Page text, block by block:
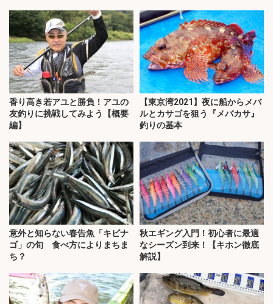
香り高き若アユと勝負！アユの
友釣りに挑戦してみよう【概要
編】
【東京湾2021】夜に船からメバ
ルとカサゴを狙う『メバカサ』
釣りの基本
意外と知らない春告魚「キビナ
ゴ」の旬 食べ方によりまちま
ち？
秋エギング入門！初心者に最適
なシーズン到来！【キホン徹底
解説】